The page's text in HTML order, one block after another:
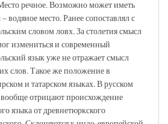
речное. Возможно может иметь
водяное место. Ранее сопоставлял с
словом ловх. За столетия смысл
измениться и современный
язык уже не отражает смысл
слов. Такое же положение в
и татарском языках. В русском
отрицают происхождение
языка от древнетюркского